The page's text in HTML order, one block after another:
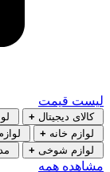
لیست قیمت
کالای دیجیتال +
لوازم خانه +
لوازم شوخی +
مشاهده همه